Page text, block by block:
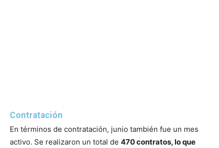
Contratación
En términos de contratación, junio también fue un mes
activo. Se realizaron un total de 470 contratos, lo que